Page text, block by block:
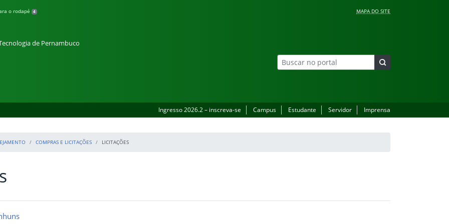
o rodapé 4 MAPA DO SITE
de Pernambuco
Ingresso 2026.2 – inscreva-se Campus Estudante Servidor Imprensa
COMPRAS E LICITAÇÕES LICITAÇÕES